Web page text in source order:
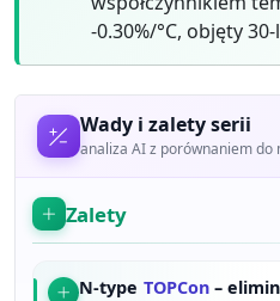
-0.30%/°C, objęty
Wady i zalety serii
analiza AI z porównaniem
Zalety
N-type TOPCon –